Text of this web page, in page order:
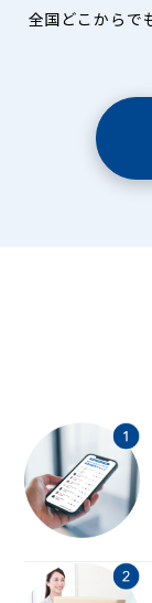
全国どこからで